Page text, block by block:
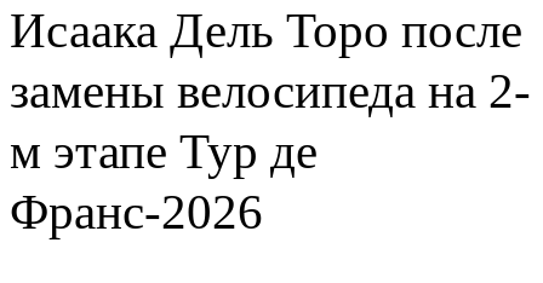
Исаака Дель Торо после
замены велосипеда на 2-
м этапе Тур де
Франс-2026